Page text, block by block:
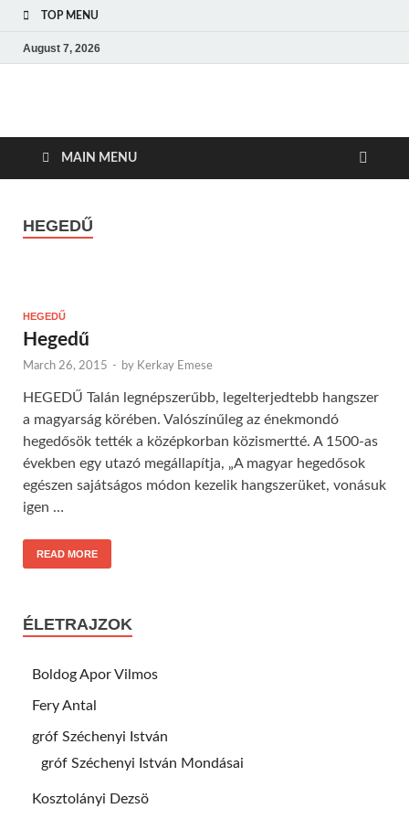
TOP MENU
August 7, 2026
Amerikai Magyar
Múzeum
MAIN MENU
HEGEDŰ
HEGEDŰ
Hegedű
March 26, 2015 - by Kerkay Emese
HEGEDŰ Talán legnépszerűbb, legelterjedtebb hangszer
a magyarság körében. Valószínűleg az énekmondó
hegedősök tették a középkorban közismertté. A 1500-as
években egy utazó megállapítja, „A magyar hegedősok
egészen sajátságos módon kezelik hangszerüket, vonásuk
igen …
READ MORE
ÉLETRAJZOK
Boldog Apor Vilmos
Fery Antal
gróf Széchenyi István
gróf Széchenyi István Mondásai
Kosztolányi Dezsö